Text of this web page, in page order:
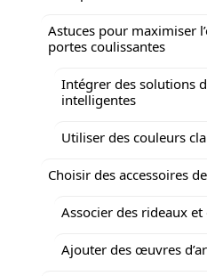
Astuces pour maximiser
portes coulissantes
Intégrer des solutions
intelligentes
Utiliser des couleurs
Choisir des accessoires
Associer des rideaux
Ajouter des œuvres